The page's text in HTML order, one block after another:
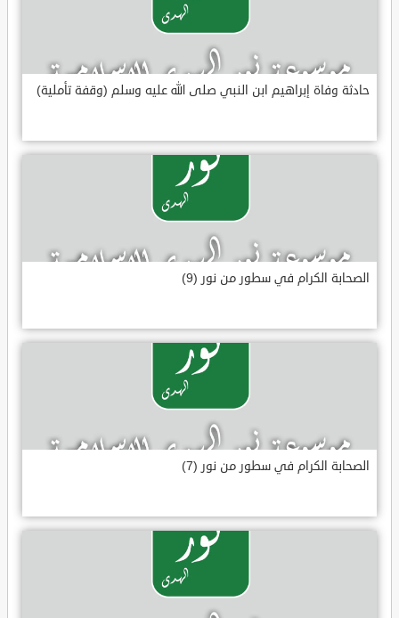
حادثة وفاة إبراهيم ابن النبي صلى الله عليه وسلم (وقفة تأملية)
الصحابة الكرام في سطور من نور (9)
الصحابة الكرام في سطور من نور (7)